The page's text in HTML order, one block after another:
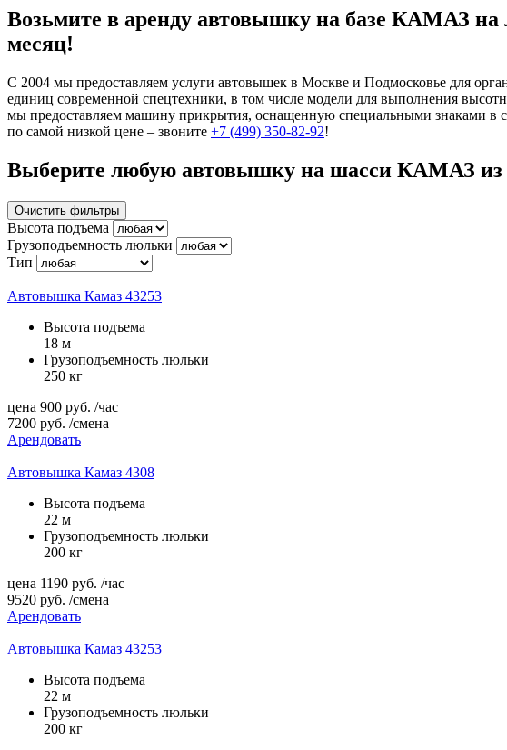
Возьмите в аренду автовышку на базе КАМАЗ на
месяц!
С 2004 мы предоставляем услуги автовышек в Москве и Подмосковье для
единиц современной спецтехники, в том числе модели для выполнения
мы предоставляем машину прикрытия, оснащенную специальными знаками в
по самой низкой цене – звоните +7 (499) 350-82-92!
Выберите любую автовышку на шасси КАМАЗ из
Очистить фильтры
Высота подъема
Грузоподъемность люльки
Тип
Автовышка Камаз 43253
Высота подъема
18 м
Грузоподъемность люльки
250 кг
цена 900 руб. /час
7200 руб. /смена
Арендовать
Автовышка Камаз 4308
Высота подъема
22 м
Грузоподъемность люльки
200 кг
цена 1190 руб. /час
9520 руб. /смена
Арендовать
Автовышка Камаз 43253
Высота подъема
22 м
Грузоподъемность люльки
200 кг